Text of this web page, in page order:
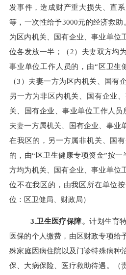
发事件，造成财产重大损失、直
等，一次性给予3000元的经济救
为区内机关、国有企业、事业单位
位各发放一半；（2）夫妻双方均
事业单位工作人员的，由“区卫生
（3）夫妻一方为区内机关、国有
另一方为非区内机关、国有企业
关、国有企业、事业单位工作人员
夫妻一方属机关、国有企业、事业
在我区的，另一方属非机关、国
的，由“区卫生健康专项资金”按
方均为机关、国有企业、事业单位
位不在我区的，由我区所在单位
位：区卫健局、财政局）
3.卫生医疗保障。计划生育
医保的个人缴费，由区财政专项给
殊家庭因病住院以及门诊特殊病种
保、大病保险、医疗救助待遇。（